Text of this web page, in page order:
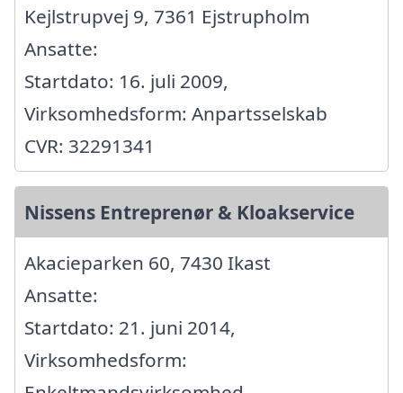
Kejlstrupvej 9, 7361 Ejstrupholm
Ansatte:
Startdato: 16. juli 2009,
Virksomhedsform: Anpartsselskab
CVR: 32291341
Nissens Entreprenør & Kloakservice
Akacieparken 60, 7430 Ikast
Ansatte:
Startdato: 21. juni 2014,
Virksomhedsform: